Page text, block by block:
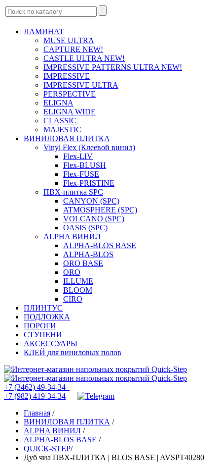
ЛАМИНАТ
MUSE ULTRA
CAPTURE NEW!
CASTLE ULTRA NEW!
IMPRESSIVE PATTERNS ULTRA NEW!
IMPRESSIVE
IMPRESSIVE ULTRA
PERSPECTIVE
ELIGNA
ELIGNA WIDE
CLASSIC
MAJESTIC
ВИНИЛОВАЯ ПЛИТКА
Vinyl Flex (Клеевой винил)
Flex-LIV
Flex-BLUSH
Flex-FUSE
Flex-PRISTINE
ПВХ-плитка SPC
CANYON (SPC)
ATMOSPHERE (SPC)
VOLCANO (SPC)
OASIS (SPC)
ALPHA ВИНИЛ
ALPHA-BLOS BASE
ALPHA-BLOS
ORO BASE
ORO
ILLUME
BLOOM
CIRO
ПЛИНТУС
ПОДЛОЖКА
ПОРОГИ
СТУПЕНИ
АКСЕССУАРЫ
КЛЕЙ для виниловых полов
+7 (3462) 49-34-34
+7 (982) 419-34-34
Главная /
ВИНИЛОВАЯ ПЛИТКА /
ALPHA ВИНИЛ /
ALPHA-BLOS BASE /
QUICK-STEP/
Дуб чиа ПВХ-ПЛИТКА | BLOS BASE | AVSPT40280